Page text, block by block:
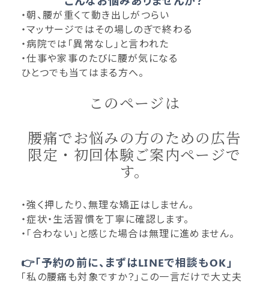
・朝、腰が重くて動き出しがつらい
・マッサージではその場しのぎで終わる
・病院では「異常なし」と言われた
・仕事や家事のたびに腰が気になる
ひとつでも当てはまる方へ。
このページは
腰痛でお悩みの方のための広告
限定・初回体験ご案内ページで
す。
・強く押したり、無理な矯正はしません。
・症状・生活習慣を丁寧に確認します。
・「合わない」と感じた場合は無理に進めません。
👉「予約の前に、まずはLINEで相談もOK」
「私の腰痛も対象ですか？」この一言だけで大丈夫